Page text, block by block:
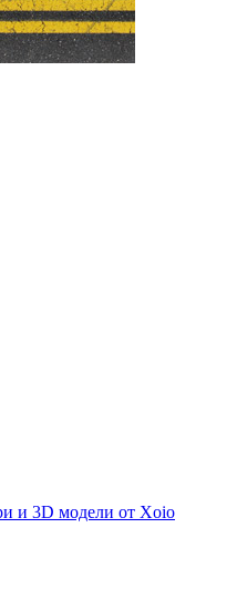
и 3D модели от Xoio